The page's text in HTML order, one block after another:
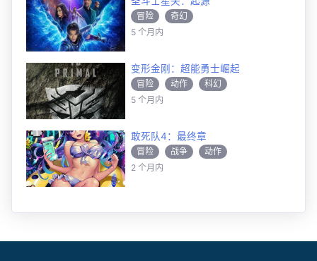
冒险
奇幻
5 个月内
变形金刚：超能勇士崛起
冒险 动作
科幻
5 个月内
敢死队4：最终章
冒险 战争
动作
2 个月内